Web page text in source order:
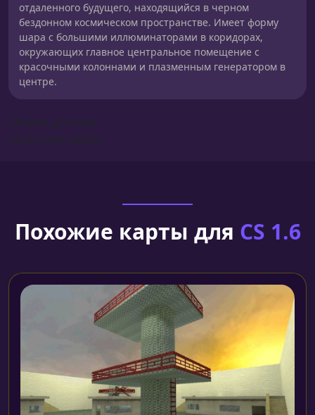
отдаленного будущего, находящийся в черном
бездонном космическом пространстве. Имеет форму
шара с большими иллюминаторами в коридорах,
окружающих главное центральное помещение с
красочными колоннами и плазменным генератором в
центре.
Похожие карты для CS 1.6